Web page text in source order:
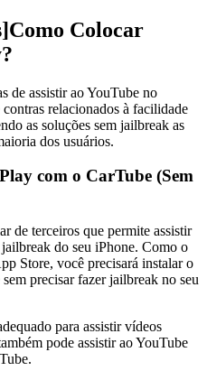
Colocar
de assistir ao YouTube no
relacionados à facilidade
as soluções sem jailbreak as
dos usuários.
com o CarTube (Sem
de terceiros que permite assistir
do seu iPhone. Como o
Store, você precisará instalar o
precisar fazer jailbreak no seu
para assistir vídeos
pode assistir ao YouTube